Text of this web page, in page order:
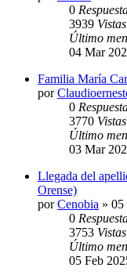
0
3939 Vistas
Último
04 Mar
Familia María
por
0
3770 Vistas
Último
03 Mar
Llegada del
Orense)
porCenobia » 05
0
3753 Vistas
Último
05 Feb